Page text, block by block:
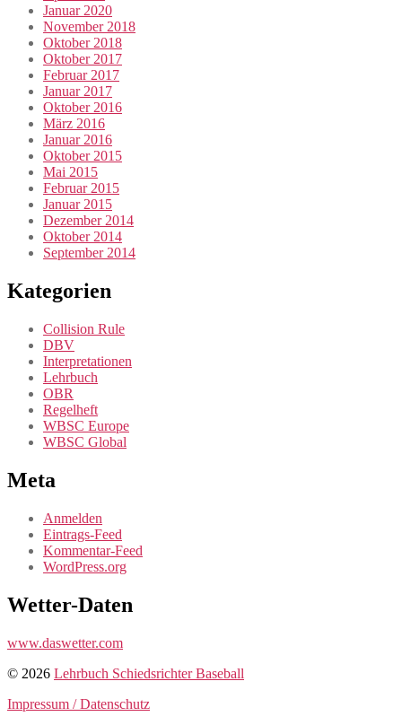
Januar 2020
November 2018
Oktober 2018
Oktober 2017
Februar 2017
Januar 2017
Oktober 2016
März 2016
Januar 2016
Oktober 2015
Mai 2015
Februar 2015
Januar 2015
Dezember 2014
Oktober 2014
September 2014
Kategorien
Collision Rule
DBV
Interpretationen
Lehrbuch
OBR
Regelheft
WBSC Europe
WBSC Global
Meta
Anmelden
Eintrags-Feed
Kommentar-Feed
WordPress.org
Wetter-Daten
www.daswetter.com
© 2026 Lehrbuch Schiedsrichter Baseball
Impressum / Datenschutz